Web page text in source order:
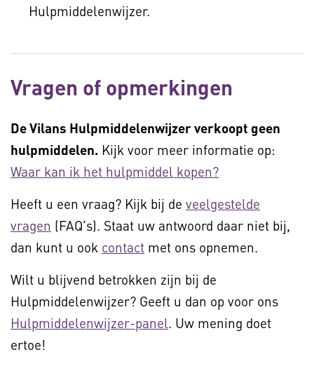
Hulpmiddelenwijzer.
Vragen of opmerkingen
De Vilans Hulpmiddelenwijzer verkoopt geen
hulpmiddelen. Kijk voor meer informatie op:
Waar kan ik het hulpmiddel kopen?
Heeft u een vraag? Kijk bij de veelgestelde
vragen (FAQ's). Staat uw antwoord daar niet bij,
dan kunt u ook contact met ons opnemen.
Wilt u blijvend betrokken zijn bij de
Hulpmiddelenwijzer? Geeft u dan op voor ons
Hulpmiddelenwijzer-panel. Uw mening doet
ertoe!